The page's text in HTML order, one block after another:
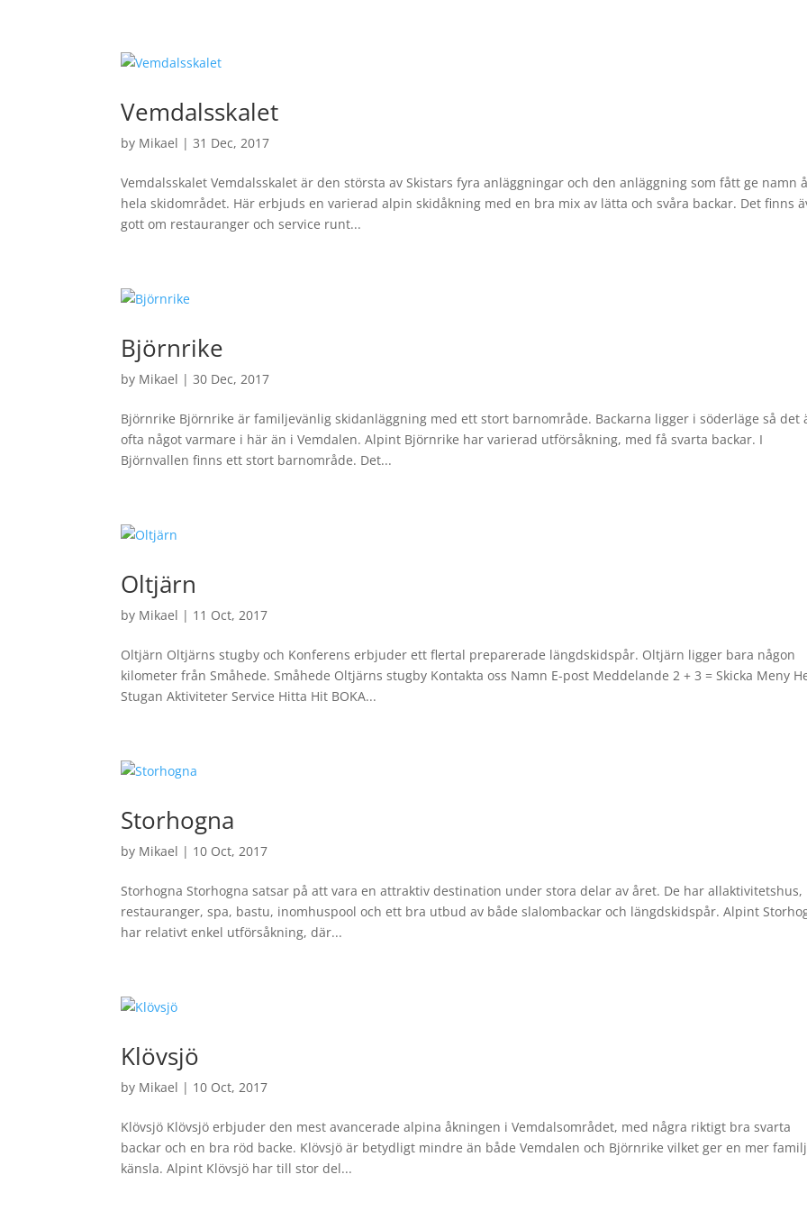
Vemdalsskalet
by Mikael |31 Dec, 2017
Vemdalsskalet Vemdalsskalet är den största av Skistars fyra anläggningar och den anläggning som fått ge namn
hela skidområdet. Här erbjuds en varierad alpin skidåkning med en bra mix av lätta och svåra backar. Det finns
gott om restauranger och service runt...
Björnrike
by Mikael |30 Dec, 2017
Björnrike Björnrike är familjevänlig skidanläggning med ett stort barnområde. Backarna ligger i söderläge så det
ofta något varmare i här än i Vemdalen. Alpint Björnrike har varierad utförsåkning, med få svarta backar. I
Björnvallen finns ett stort barnområde. Det...
Oltjärn
by Mikael | 11 Oct, 2017
Oltjärn Oltjärns stugby och Konferens erbjuder ett flertal preparerade längdskidspår. Oltjärn ligger bara någon
kilometer från Småhede. Småhede Oltjärns stugby Kontakta oss Namn E-post Meddelande 2 + 3 = Skicka Meny
Stugan Aktiviteter Service Hitta Hit BOKA...
Storhogna
by Mikael | 10 Oct, 2017
Storhogna Storhogna satsar på att vara en attraktiv destination under stora delar av året. De har allaktivitetshus,
restauranger, spa, bastu, inomhuspool och ett bra utbud av både slalombackar och längdskidspår. Alpint
har relativt enkel utförsåkning, där...
Klövsjö
by Mikael | 10 Oct, 2017
Klövsjö Klövsjö erbjuder den mest avancerade alpina åkningen i Vemdalsområdet, med några riktigt bra svarta
backar och en bra röd backe. Klövsjö är betydligt mindre än både Vemdalen och Björnrike vilket ger en mer
känsla. Alpint Klövsjö har till stor del...